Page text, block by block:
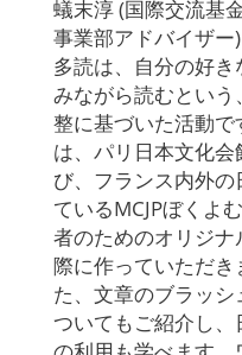
蟻末淳 (国際交流基
事業部アドバイザー)
多読は、自分の好
みながら読むとい
整に基づいた活動
は、パリ日本文化
び、フランス内外
ているMCJPぼくよ
者のためのオリジ
際に作っていただき
た、文章のブラッ
ついてもご紹介し